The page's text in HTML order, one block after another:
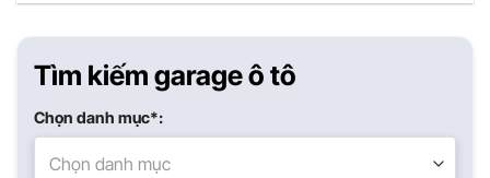
Tìm kiếm garage ô tô
Chọn danh mục*:
Chọn danh mục